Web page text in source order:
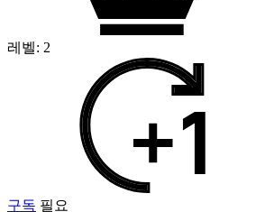
레벨: 2
구독 필요